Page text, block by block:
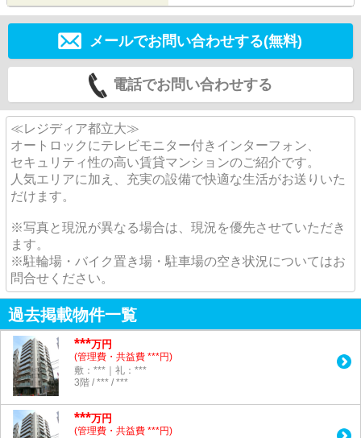
メールでお問い合わせする(無料)
電話でお問い合わせする
≪レジディア都立大≫
オートロックにテレビモニター付きインターフォン、
セキュリティ性の高い賃貸マンションのご紹介です。
人気エリアに加え、充実の設備で快適な生活がお送りいた
だけます。
※写真と現況が異なる場合は、現況を優先させていただき
ます。
※駐輪場・バイク置き場・駐車場の空き状況についてはお
問合せください。
過去掲載物件一覧
***万円
(管理費・共益費 ***円)
敷：***｜礼：***
3階 / *** / ***
***万円
(管理費・共益費 ***円)